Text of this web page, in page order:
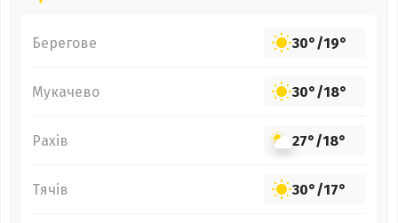
Берегове 30°/19°
Мукачево 30°/18°
Рахів 27°/18°
Тячів 30°/17°